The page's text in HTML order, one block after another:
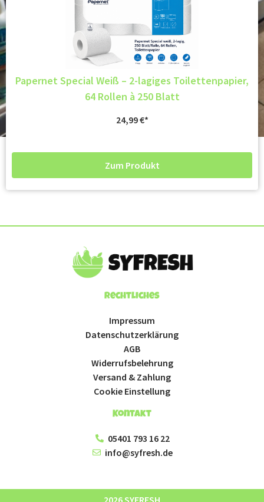
Papernet Special Weiß – 2-lagiges Toilettenpapier,
64 Rollen à 250 Blatt
24,99€
Zum Produkt
Rechtliches
Impressum
Datenschutzerklärung
AGB
Widerrufsbelehrung
Versand & Zahlung
Cookie Einstellung
Kontakt
05401 793 16 22
info@syfresh.de